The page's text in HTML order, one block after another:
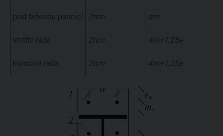
pod taženou pásnicí 2πm αm
vnitřní řada 2πm 4m+1,25e
koncová řada 2πm 4m+1,25e